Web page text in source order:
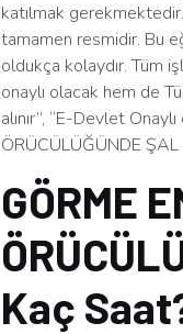
katılmak
tamamen resmidir. Bu
oldukça kolaydır. Tüm
onaylı olacak hem de
alınır”, “E-Devlet
ÖRÜCÜLÜĞÜNDE
GÖRME
Kaç